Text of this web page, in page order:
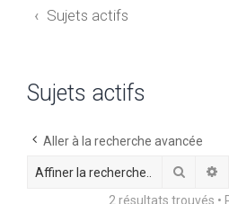
Sujets actifs
Sujets actifs
Aller à la recherche avancée
2 résultats trouvés •